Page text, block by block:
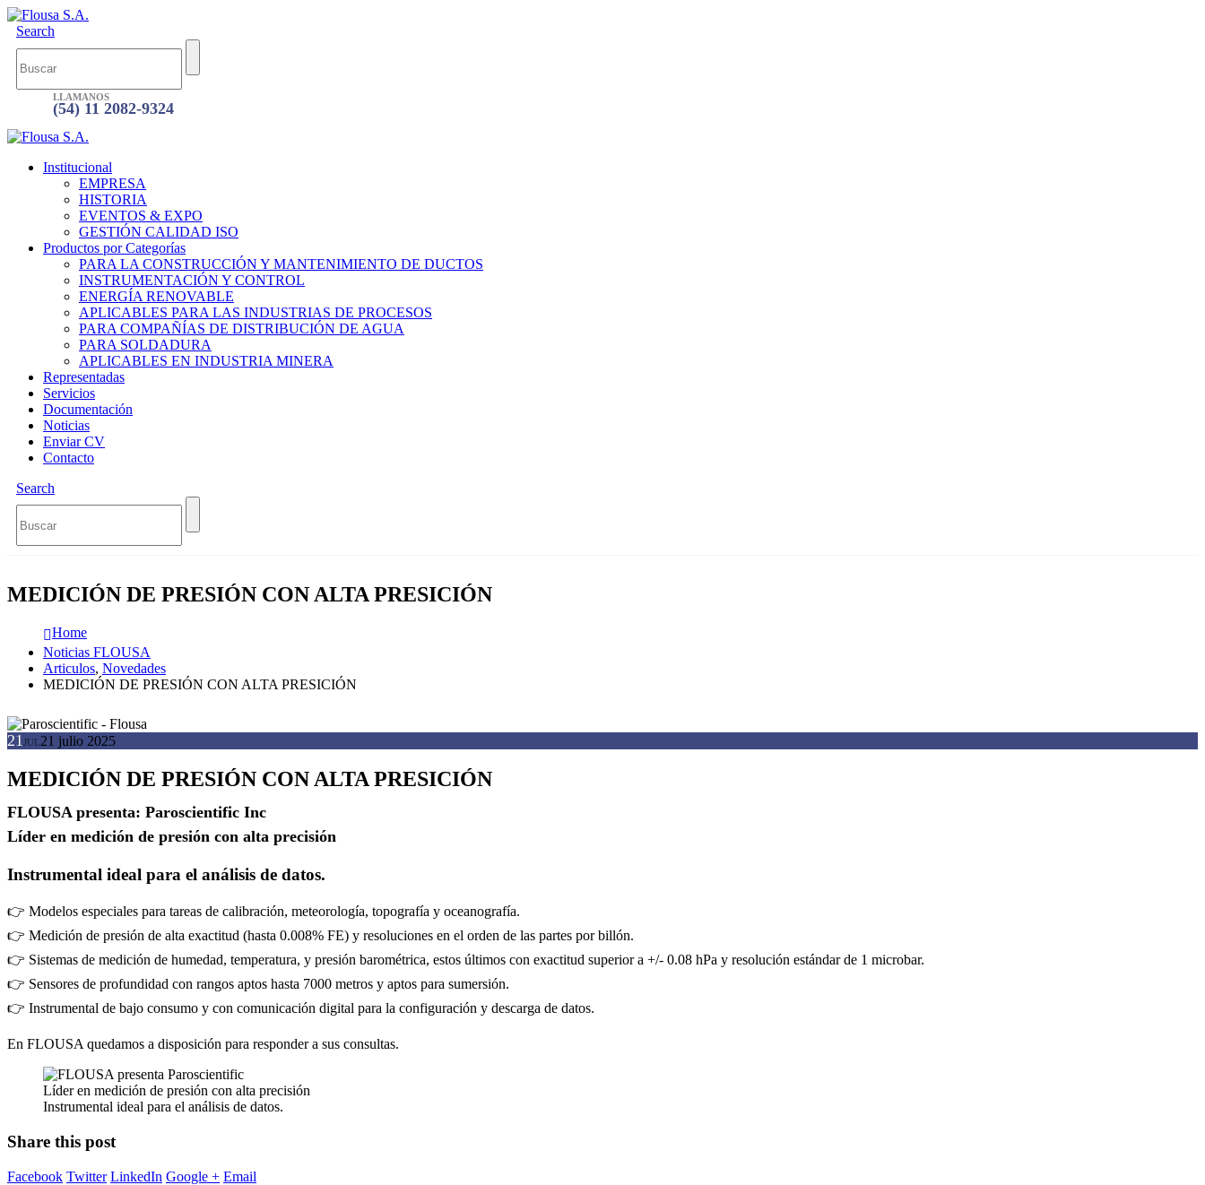
Search
LLAMANOS
(54) 11 2082-9324
Institucional
EMPRESA
HISTORIA
EVENTOS & EXPO
GESTIÓN CALIDAD ISO
Productos por Categorías
PARA LA CONSTRUCCIÓN Y MANTENIMIENTO DE DUCTOS
INSTRUMENTACIÓN Y CONTROL
ENERGÍA RENOVABLE
APLICABLES PARA LAS INDUSTRIAS DE PROCESOS
PARA COMPAÑÍAS DE DISTRIBUCIÓN DE AGUA
PARA SOLDADURA
APLICABLES EN INDUSTRIA MINERA
Representadas
Servicios
Documentación
Noticias
Enviar CV
Contacto
Search
MEDICIÓN DE PRESIÓN CON ALTA PRESICIÓN
Home
Noticias FLOUSA
Articulos, Novedades
MEDICIÓN DE PRESIÓN CON ALTA PRESICIÓN
21 JUL21 julio 2025
MEDICIÓN DE PRESIÓN CON ALTA PRESICIÓN
FLOUSA presenta: Paroscientific Inc
Líder en medición de presión con alta precisión
Instrumental ideal para el análisis de datos.
👉 Modelos especiales para tareas de calibración, meteorología, topografía y oceanografía.
👉 Medición de presión de alta exactitud (hasta 0.008% FE) y resoluciones en el orden de las partes por billón.
👉 Sistemas de medición de humedad, temperatura, y presión barométrica, estos últimos con exactitud superior a +/- 0.08 hPa y resolución estándar de 1 microbar.
👉 Sensores de profundidad con rangos aptos hasta 7000 metros y aptos para sumersión.
👉 Instrumental de bajo consumo y con comunicación digital para la configuración y descarga de datos.
En FLOUSA quedamos a disposición para responder a sus consultas.
Líder en medición de presión con alta precisión
Instrumental ideal para el análisis de datos.
Share this post
Facebook Twitter LinkedIn Google + Email